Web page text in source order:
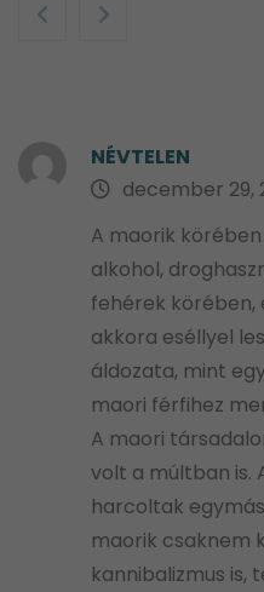
NÉVTELEN
december 29,
A maorik
alkohol,
fehérek körében,
akkora eséllyel
áldozata, mint
maori férfihez
A maori
volt a múltban is.
harcoltak
maorik csaknem
kannibalizmus is,